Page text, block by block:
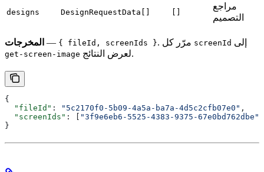
designs DesignRequestData[]
مراجع
التصميم
المخرجات — { fileId, screenIds } screenId إلى
get-screen-image لعرض النتائج.
{
  "fileId"
: "5c2170f0-5b09-4a5a-ba7a-4d5c2cfb07e0" ,
  "screenIds"
: [ "3f9e6eb6-5525-4383-9375-67e0bd762dbe"
}